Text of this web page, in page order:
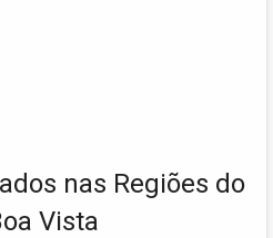
nas Regiões do
Vista